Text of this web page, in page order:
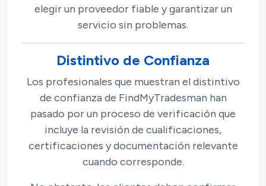
elegir un proveedor fiable y garantizar un
servicio sin problemas.
Distintivo de Confianza
Los profesionales que muestran el distintivo
de confianza de FindMyTradesman han
pasado por un proceso de verificación que
incluye la revisión de cualificaciones,
certificaciones y documentación relevante
cuando corresponde.